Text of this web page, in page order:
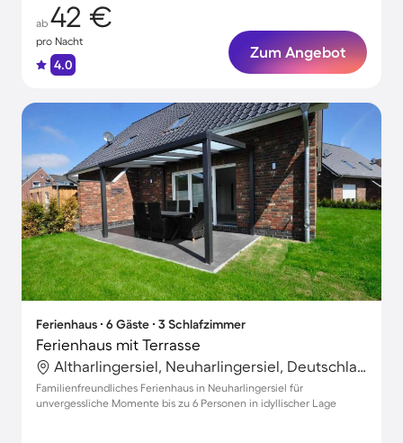
ab 42 €
pro Nacht
4.0
Zum Angebot
Ferienhaus ∙ 6 Gäste ∙ 3 Schlafzimmer
Ferienhaus mit Terrasse
Altharlingersiel, Neuharlingersiel, Deutschland
Familienfreundliches Ferienhaus in Neuharlingersiel für
unvergessliche Momente bis zu 6 Personen in idyllischer Lage